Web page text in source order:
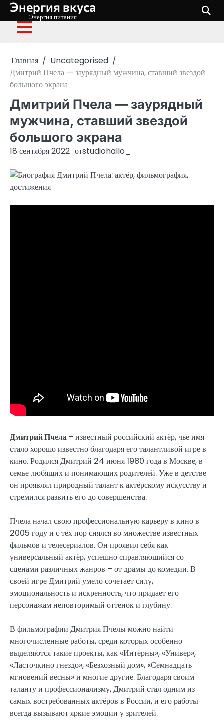
Перейти
содержимому
Энергия вкуса
Энергия питания
Главная
Uncategorised
Дмитрий Пчела — заурядный мужчина, ставший звездой
большого экрана
Дмитрий Пчела — заурядный
мужчина, ставший звездой
большого экрана
18 сентября 2022 отstudiohallo_
Дмитрий Пчела– известный российский актёр, чье имя
стало хорошо известно благодаря его талантливой игре в
кино. Родился Дмитрий 24 июня 1980 года в Москве, в
семье любящих и понимающих родителей. Уже в детстве
он проявлял природный талант к актёрскому искусству и
стремился развить его до совершенства.
Пчела начал свою профессиональную карьеру в кино в
2005 году и с тех пор снялся во множестве известных
фильмов и телесериалов. Он проявил себя как
универсальный актёр, успешно справляющийся со
сценами различных жанров – от драмы до комедии. В
своей игре Дмитрий умело сочетает силу,
эмоциональность и искренность, что придает его
персонажам неповторимый оттенок и глубину.
В фильмографии Дмитрия Пчелы можно найти
многочисленные работы, среди которых особенно
выделяются такие проекты, как «Интерны», «Универ»,
«Ласточкино гнездо», «Безхозный дом», «Семнадцать
мгновений весны» и многие другие. Благодаря своим
таланту и профессионализму, Дмитрий стал одним из
самых востребованных актёров в России, и его работы
всегда вызывают яркие эмоции у зрителей.